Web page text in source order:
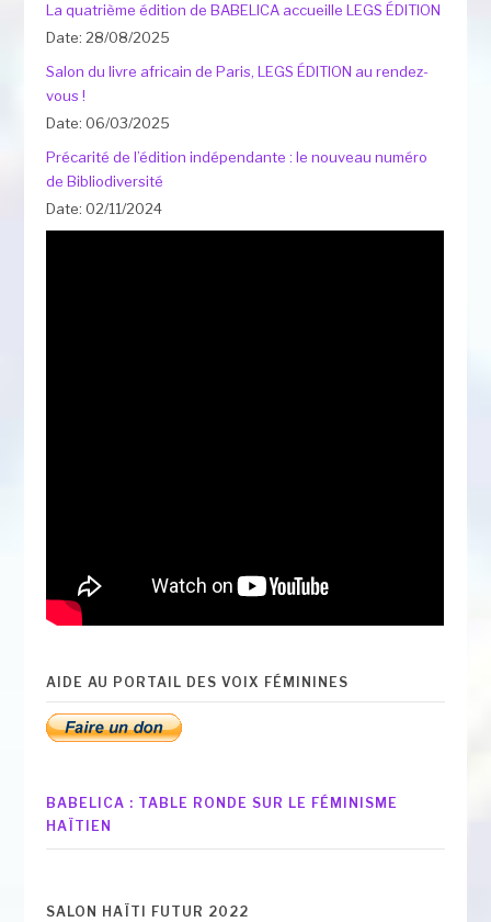
La quatrième édition de BABELICA accueille LEGS ÉDITION
Date: 28/08/2025
Salon du livre africain de Paris, LEGS ÉDITION au rendez-
vous !
Date: 06/03/2025
Précarité de l’édition indépendante : le nouveau numéro
de Bibliodiversité
Date: 02/11/2024
AIDE AU PORTAIL DES VOIX FÉMININES
BABELICA : TABLE RONDE SUR LE FÉMINISME
HAÏTIEN
SALON HAÏTI FUTUR 2022